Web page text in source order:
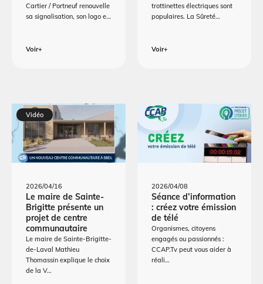
Cartier / Portneuf renouvelle
sa signalisation, son logo e…
Voir+
trottinettes électriques sont
populaires. La Sûreté…
Voir+
Vidéo
2026/04/16
Le maire de Sainte-
Brigitte présente un
projet de centre
communautaire
Le maire de Sainte-Brigitte-
de-Laval Mathieu
Thomassin explique le choix
de la V…
2026/04/08
Séance d’information
: créez votre émission
de télé
Organismes, citoyens
engagés ou passionnés :
CCAP.Tv peut vous aider à
réali…